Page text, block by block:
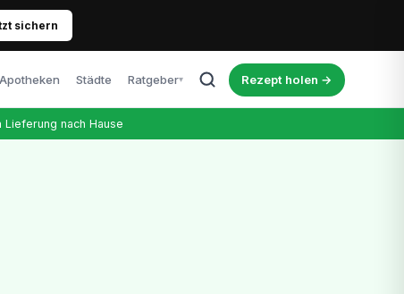
sichern
Apotheken Städte Ratgeber▾ Rezept holen →
Lieferung nach Hause